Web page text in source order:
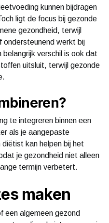
kunnen bijdragen
ligt de focus bij gezonde
gezondheid, terwijl
ondersteunend werkt bij
verschil is ook dat
uitsluit, terwijl gezonde
te integreren binnen een
als je aangepaste
kan helpen bij het
je gezondheid niet alleen
termijn verbetert.
maken
een algemeen gezond